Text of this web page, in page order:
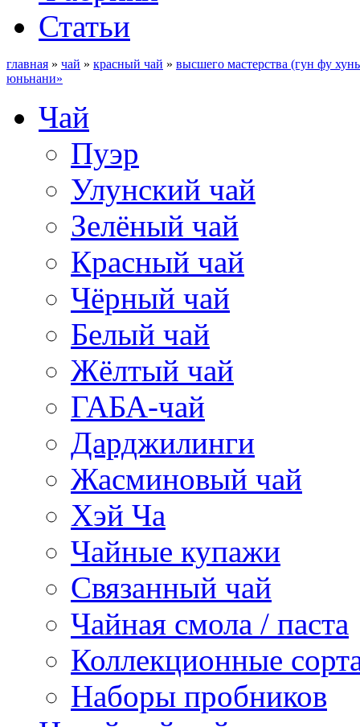
Статьи
главная » чай » красный чай » высшего мастерства (гун фу
юньнани»
Чай
Пуэр
Улунский чай
Зелёный чай
Красный чай
Чёрный чай
Белый чай
Жёлтый чай
ГАБА-чай
Дарджилинги
Жасминовый чай
Хэй Ча
Чайные купажи
Связанный чай
Чайная смола / паста
Коллекционные
Наборы пробников